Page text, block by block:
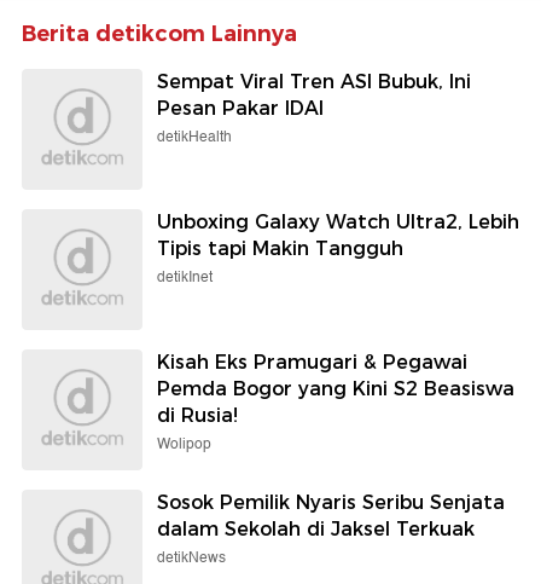
Berita detikcom Lainnya
Sempat Viral Tren ASI Bubuk, Ini
Pesan Pakar IDAI
detikHealth
Unboxing Galaxy Watch Ultra2, Lebih
Tipis tapi Makin Tangguh
detikInet
Kisah Eks Pramugari & Pegawai
Pemda Bogor yang Kini S2 Beasiswa
di Rusia!
Wolipop
Sosok Pemilik Nyaris Seribu Senjata
dalam Sekolah di Jaksel Terkuak
detikNews